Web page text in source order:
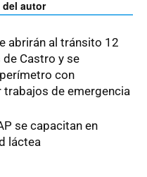
del autor
abrirán al tránsito 12
Castro y se
con
de emergencia
se capacitan en
láctea